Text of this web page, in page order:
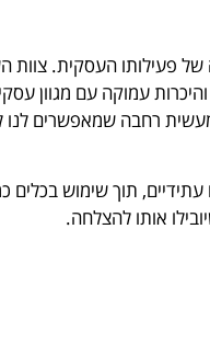
פעילותו העסקית. צוות
שנה. מתוך עשייה מתמשכת והיכרות
רחבה שמאפשרים לנו
תוך שימוש בכלים
אותו להצלחה.